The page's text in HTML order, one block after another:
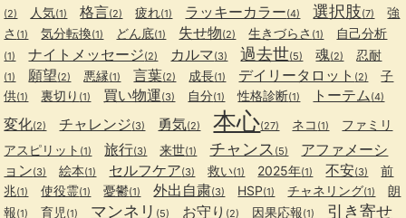
(2) 人気(1) 格言(2) 疲れ(1) ラッキーカラー(4) 選択肢(7)
強
さ (1) 気分転換(1) どん底(1) 失せ物(2) 生きづらさ (1) 自己分析
(1) ナイトメッセージ(2) カルマ(3) 過去世(5) 魂(2) 忍耐
(1) 願望(2) 悪縁(1) 言葉(2) 成長(1) デイリータロット (2)
子
供(1) 裏切り (1) 買い物運(3) 自分(1) 性格診断(1) トーテム (4)
変化(2) チャレンジ(3) 勇気(2) 本心(27) ネコ (1)
ファミリ
アスピリット (1) 旅行(3) 来世(1) チャンス (5)
アファメーシ
ョン(3) 絵本(1) セルフケア(3) 救い(1) 2025年(1) 不安(3)
前
兆(1) 使役霊(1) 憂鬱(1) 外出自粛(3) HSP(1) チャネリング(1)
朗
報(1) 育児 (1) マンネリ (5) お守り (2) 因果応報(1) 引き寄せ